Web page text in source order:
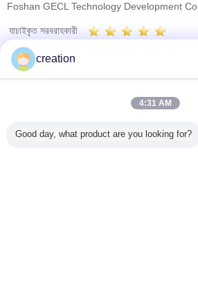
Foshan GECL Technology Development
যাচাইকৃত সরবরাহকারী
Trust Seal
সব পণ্য
creation
4:31 AM
Good day, what product are you looking for?